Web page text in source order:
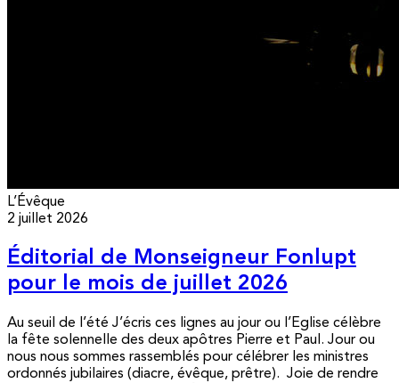
L’Évêque
2 juillet 2026
Éditorial de Monseigneur Fonlupt
pour le mois de juillet 2026
Au seuil de l’été J’écris ces lignes au jour ou l’Eglise célèbre
la fête solennelle des deux apôtres Pierre et Paul. Jour ou
nous nous sommes rassemblés pour célébrer les ministres
ordonnés jubilaires (diacre, évêque, prêtre). Joie de rendre